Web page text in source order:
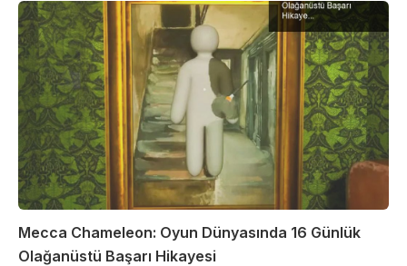
Mecca Chameleon: Oyun Dünyasında 16 Günlük
Olağanüstü Başarı Hikayesi